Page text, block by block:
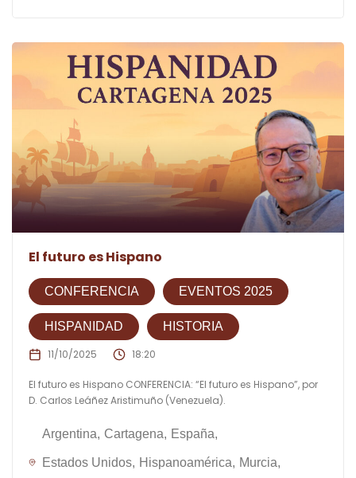
El futuro es Hispano
CONFERENCIA EVENTOS 2025
HISPANIDAD HISTORIA
11/10/2025 18:20
El futuro es Hispano CONFERENCIA: “El futuro es Hispano”, por
D. Carlos Leáñez Aristimuño (Venezuela).
Argentina Cartagena España
Estados Unidos Hispanoamérica Murcia